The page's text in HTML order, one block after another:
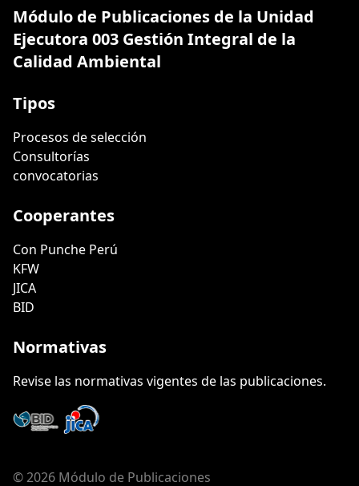
Módulo de Publicaciones de la Unidad
Ejecutora 003 Gestión Integral de la
Calidad Ambiental
Tipos
Procesos de selección
Consultorías
convocatorias
Cooperantes
Con Punche Perú
KFW
JICA
BID
Normativas
Revise las normativas vigentes de las publicaciones.
© 2026 Módulo de Publicaciones